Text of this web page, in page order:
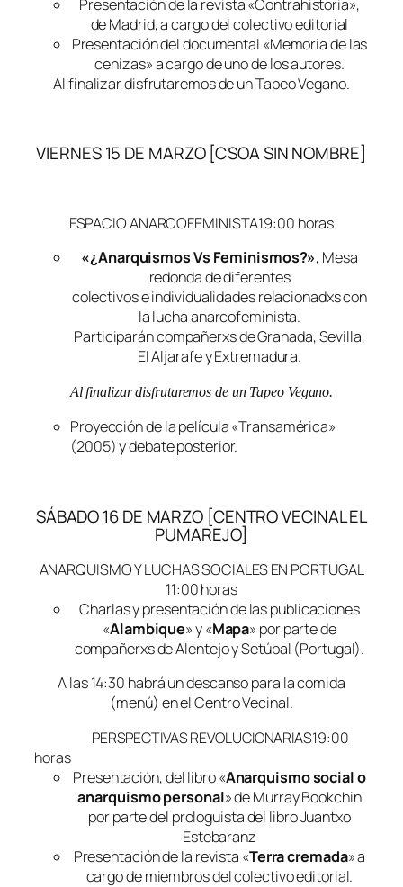
Presentación de la revista «Contrahistoria»,
de Madrid, a cargo del colectivo editorial
Presentación del documental «Memoria de las
cenizas» a cargo de uno de los autores.
Al finalizar disfrutaremos de un Tapeo Vegano.
VIERNES 15 DE MARZO [CSOA SIN NOMBRE]
ESPACIO ANARCOFEMINISTA19:00 horas
«¿Anarquismos Vs Feminismos?», Mesa
redonda de diferentes
colectivos e individualidades relacionadxs con
la lucha anarcofeminista.
Participarán compañerxs de Granada, Sevilla,
El Aljarafe y Extremadura.
Al finalizar disfrutaremos de un Tapeo Vegano.
Proyección de la película «Transamérica»
(2005) y debate posterior.
SÁBADO 16 DE MARZO [CENTRO VECINAL EL
PUMAREJO]
ANARQUISMO Y LUCHAS SOCIALES EN PORTUGAL
11:00 horas
Charlas y presentación de las publicaciones
«Alambique» y «Mapa» por parte de
compañerxs de Alentejo y Setúbal (Portugal).
A las 14:30 habrá un descanso para la comida
(menú) en el Centro Vecinal.
PERSPECTIVAS REVOLUCIONARIAS19:00
horas
Presentación, del libro «Anarquismo social o
anarquismo personal» de Murray Bookchin
por parte del prologuista del libro Juantxo
Estebaranz
Presentación de la revista «Terra cremada» a
cargo de miembros del colectivo editorial.